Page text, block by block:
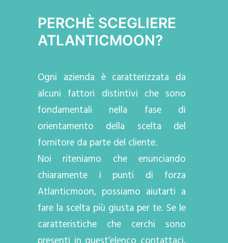
PERCHÈ SCEGLIERE
ATLANTICMOON?
Ogni azienda è caratterizzata da
alcuni fattori distintivi che sono
fondamentali nella fase di
orientamento della scelta del
fornitore da parte del cliente.
Noi riteniamo che enunciando
chiaramente i punti di forza
Atlanticmoon, possiamo aiutarti a
fare la scelta più giusta per te. Se le
caratteristiche che cerchi sono